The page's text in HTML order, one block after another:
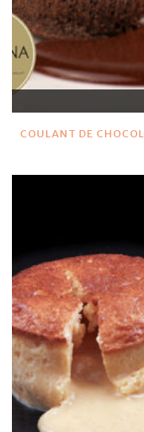
COULANT DE